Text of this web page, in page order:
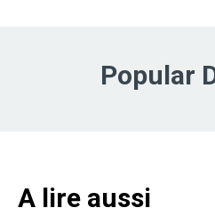
Popular
A lire aussi